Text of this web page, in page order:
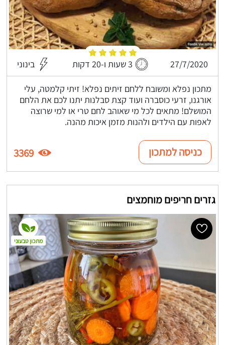
27/7/2020 3 שעות ו-20 דקות בינוני
מתכון נפלא ומשובח ללחם זיתים נפלא! זיתי קלמטה, עלי
אורגנו, זרעי כוסברה ועוד קצת סבלנות יתנו לכם את הלחם
המושלם! מתאים לכל מי שאוהב לחם טרי או למי שרוצה
לאפות עם הילדים ולהנות מזמן איכות מהנה.
כניסה למתכון 3369
גזרים חריפים מוחמצים
מתכון טבעוני